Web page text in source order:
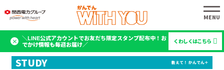
＼LINE公式アカウントでお友だち限定スタンプ配布中！お
でかけ情報も毎週お届け／
くわしくはこちら